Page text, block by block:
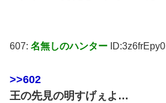
607: 名無しのハンター ID:3z6frEpy0
>>602
王の先見の明すげぇよ…